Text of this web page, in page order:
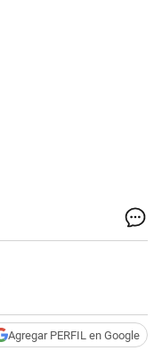
Agregar PERFIL en Google